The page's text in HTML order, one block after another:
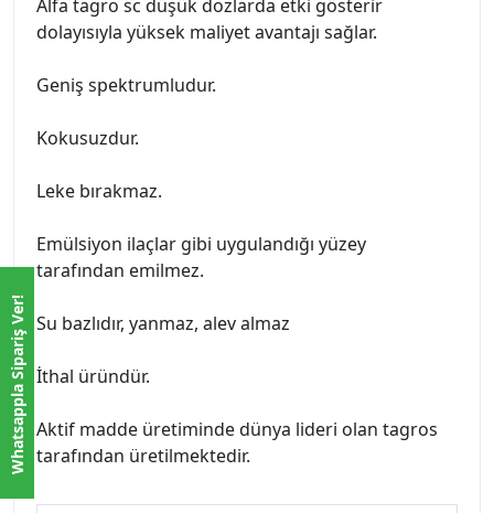
Alfa tagro sc düşük dozlarda etki gösterir
dolayısıyla yüksek maliyet avantajı sağlar.
Geniş spektrumludur.
Kokusuzdur.
Leke bırakmaz.
Emülsiyon ilaçlar gibi uygulandığı yüzey
tarafından emilmez.
Su bazlıdır, yanmaz, alev almaz
İthal üründür.
Aktif madde üretiminde dünya lideri olan tagros
tarafından üretilmektedir.
Whatsappla Sipariş Ver!